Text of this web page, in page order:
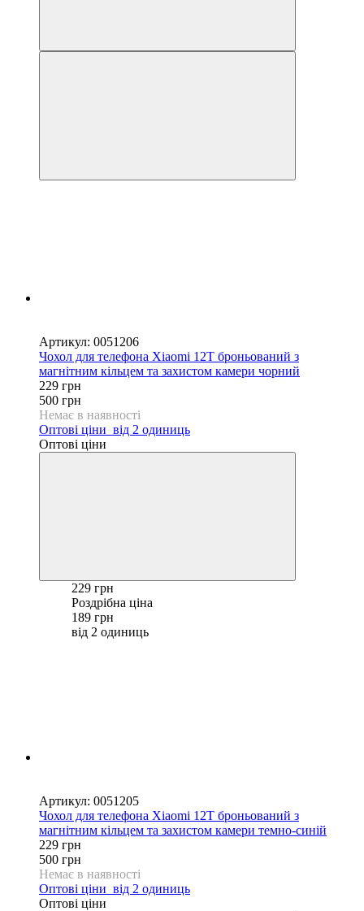
Артикул: 0051206
Чохол для телефона Xiaomi 12T броньований з
магнітним кільцем та захистом камери чорний
229 грн
500 грн
Немає в наявності
Оптові ціни від 2 одиниць
Оптові ціни
229 грн
Роздрібна ціна
189 грн
від 2 одиниць
Артикул: 0051205
Чохол для телефона Xiaomi 12T броньований з
магнітним кільцем та захистом камери темно-синій
229 грн
500 грн
Немає в наявності
Оптові ціни від 2 одиниць
Оптові ціни